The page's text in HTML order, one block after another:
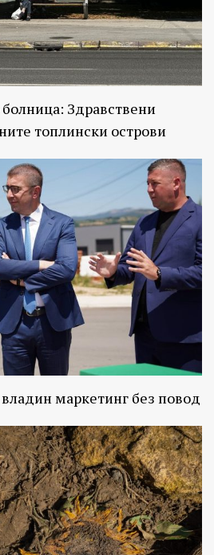
Здравствени
топлински острови
маркетинг без повод